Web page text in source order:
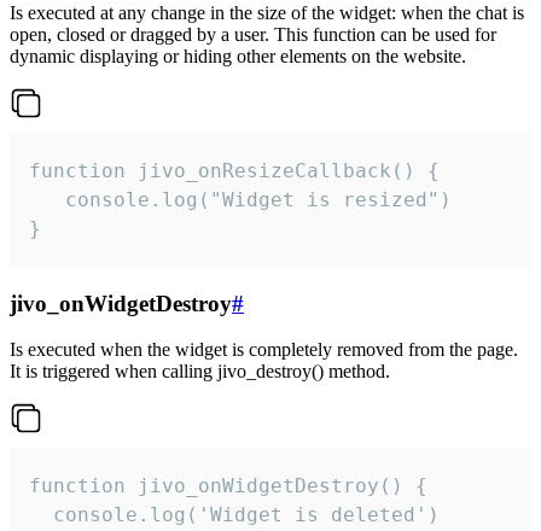
Is executed at any change in the size of the widget: when the chat is
open, closed or dragged by a user. This function can be used for
dynamic displaying or hiding other elements on the website.
function jivo_onResizeCallback() {
   console.log("Widget is resized")
}
jivo_onWidgetDestroy#
Is executed when the widget is completely removed from the page.
It is triggered when calling jivo_destroy() method.
function jivo_onWidgetDestroy() {
  console.log('Widget is deleted')